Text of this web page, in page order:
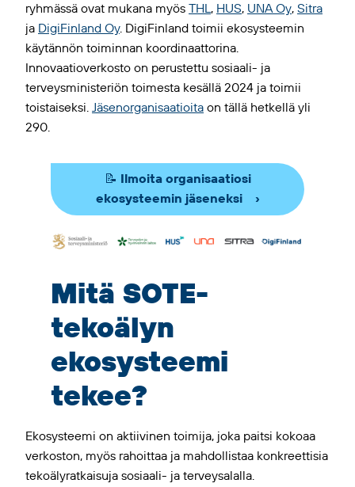
ryhmässä ovat mukana myös THL, HUS, UNA Oy, Sitra
ja DigiFinland Oy. DigiFinland toimii ekosysteemin
käytännön toiminnan koordinaattorina.
Innovaatioverkosto on perustettu sosiaali- ja
terveysministeriön toimesta kesällä 2024 ja toimii
toistaiseksi. Jäsenorganisaatioita on tällä hetkellä yli
290.
📝 Ilmoita organisaatiosi
ekosysteemin jäseneksi
Mitä SOTE-
tekoälyn
ekosysteemi
tekee?
Ekosysteemi on aktiivinen toimija, joka paitsi kokoaa
verkoston, myös rahoittaa ja mahdollistaa konkreettisia
tekoälyratkaisuja sosiaali- ja terveysalalla.